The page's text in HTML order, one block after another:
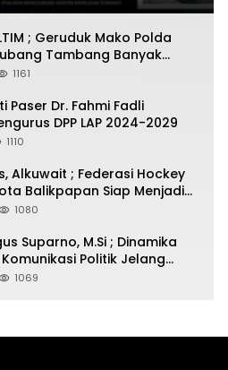
; Geruduk Mako Polda
Tambang Banyak
1161
Paser Dr. Fahmi Fadli
DPP LAP 2024-2029
1110
Alkuwait ; Federasi Hockey
Balikpapan Siap Menjadi
Di Kaltim
1080
Suparno, M.Si ; Dinamika
Politik Jelang
2024
1069